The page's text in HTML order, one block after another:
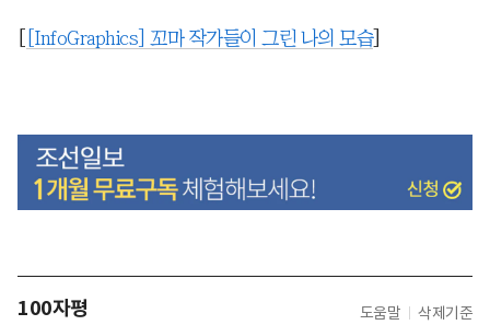
[InfoGraphics] 꼬마 작가들이 그린 나의 모습]
100자평 도움말 삭제기준